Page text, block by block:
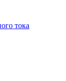
тока